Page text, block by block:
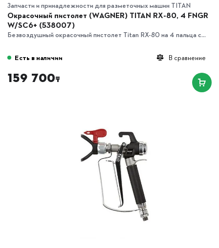
Запчасти и принадлежности для разметочных машин TITAN
Окрасочный пистолет (WAGNER) TITAN RX-80, 4 FNGR
W/SC6+ (538007)
Безвоздушный окрасочный пистолет Titan RX-80 на 4 пальца с...
В сравнение
Есть в наличии
159 700₸